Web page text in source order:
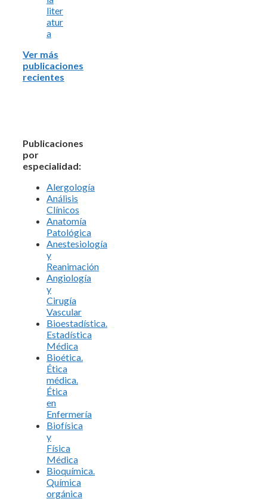
liter
atur
a
Ver más
publicaciones
recientes
Publicaciones
por
especialidad:
Alergología
Análisis
Clínicos
Anatomía
Patológica
Anestesiología
y
Reanimación
Angiología
y
Cirugía
Vascular
Bioestadística.
Estadística
Médica
Bioética.
Ética
médica.
Ética
en
Enfermería
Biofísica
y
Física
Médica
Bioquímica.
Química
orgánica